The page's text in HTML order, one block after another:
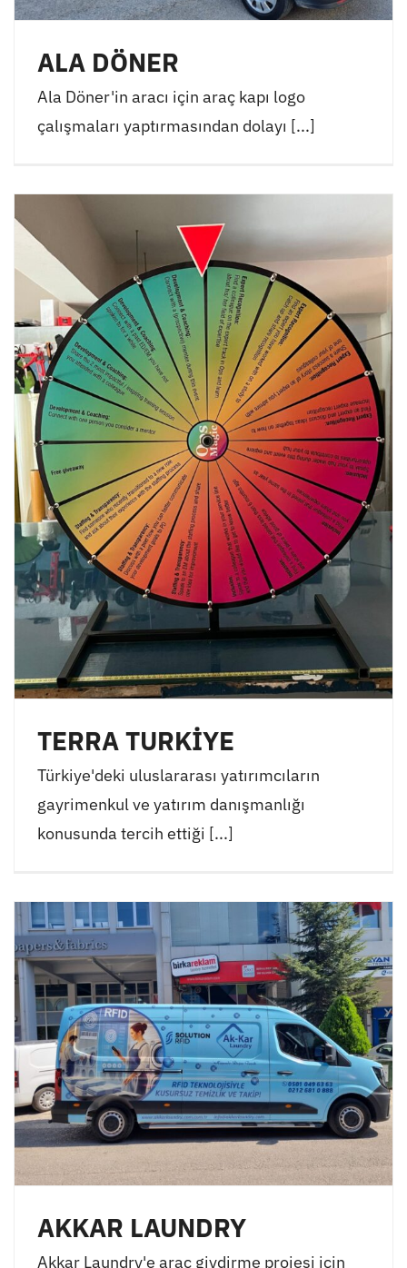
ALA DÖNER
Ala Döner'in aracı için araç kapı logo
çalışmaları yaptırmasından dolayı [...]
TERRA TURKİYE
Türkiye'deki uluslararası yatırımcıların
gayrimenkul ve yatırım danışmanlığı
konusunda tercih ettiği [...]
AKKAR LAUNDRY
Akkar Laundry'e araç giydirme projesi için